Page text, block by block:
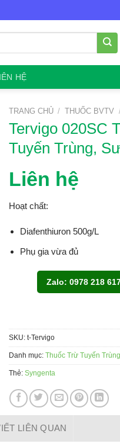
HỆ
TRANG CHỦ / THUỐC BVTV
Tervigo 020SC
Tuyến Trùng,
Liên hệ
Hoạt chất:
Diafenthiuron 500g/L
Phụ gia vừa đủ
Zalo: 0978 218
SKU: t-Tervigo
Danh mục: Thuốc Trừ Tuyến Trùng
Thẻ: Syngenta
LIÊN QUAN